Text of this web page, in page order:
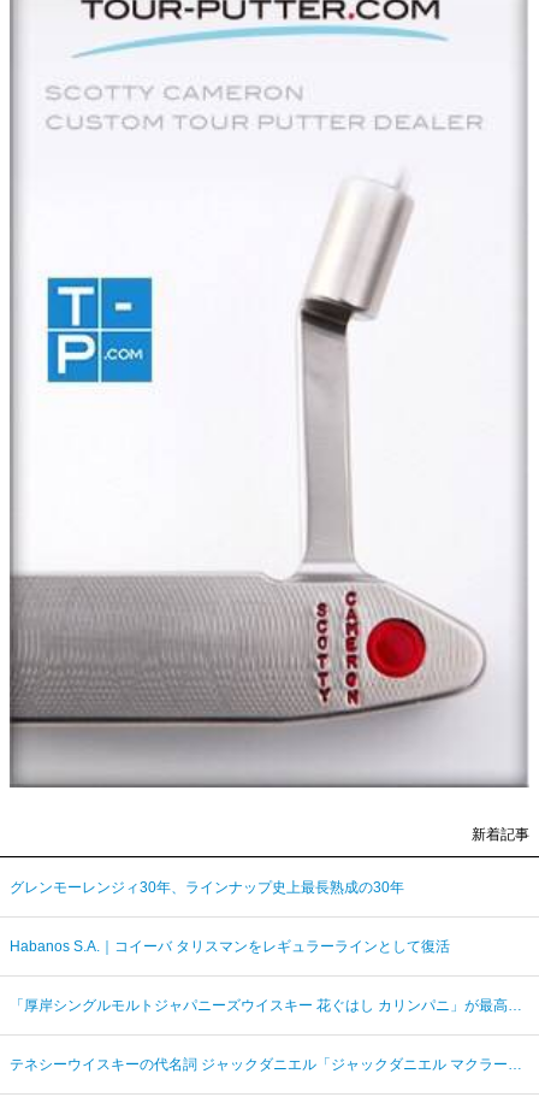
新着記事
グレンモーレンジィ30年、ラインナップ史上最長熟成の30年
Habanos S.A.｜コイーバ タリスマンをレギュラーラインとして復活
「厚岸シングルモルトジャパニーズウイスキー 花ぐはし カリンパニ」が最高金賞、ジャパングランプリ受賞
テネシーウイスキーの代名詞 ジャックダニエル「ジャックダニエル マクラーレン2026ラベル」を数量限定発売